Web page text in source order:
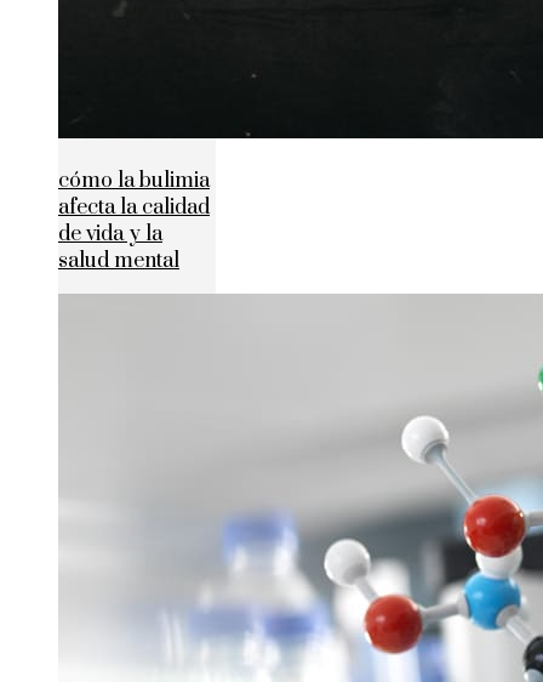
cómo la bulimia
afecta la calidad
de vida y la
salud mental